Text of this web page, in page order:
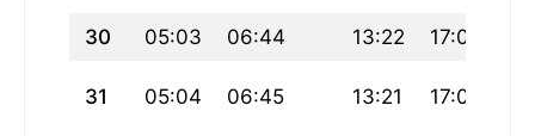
30 05:03 06:44 13:22 17:04
31 05:04 06:45 13:21 17:03